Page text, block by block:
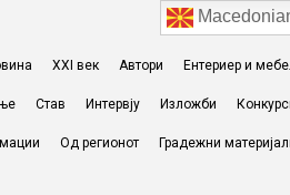
XXI век Автори Ентериер и
Став Интервју Изложби
Од регионот Градежни